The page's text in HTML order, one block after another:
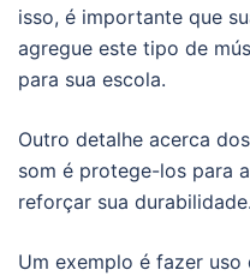
isso, é importante que
agregue este tipo de
para sua escola.
Outro detalhe acerca
som é protege-los para
reforçar sua durabilidade.
Um exemplo é fazer uso